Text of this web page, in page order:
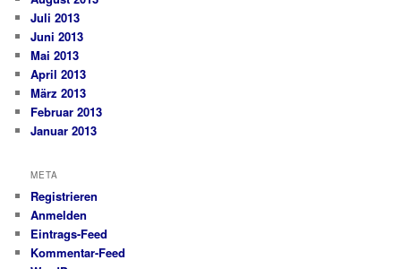
Juli 2013
Juni 2013
Mai 2013
April 2013
März 2013
Februar 2013
Januar 2013
META
Registrieren
Anmelden
Eintrags-Feed
Kommentar-Feed